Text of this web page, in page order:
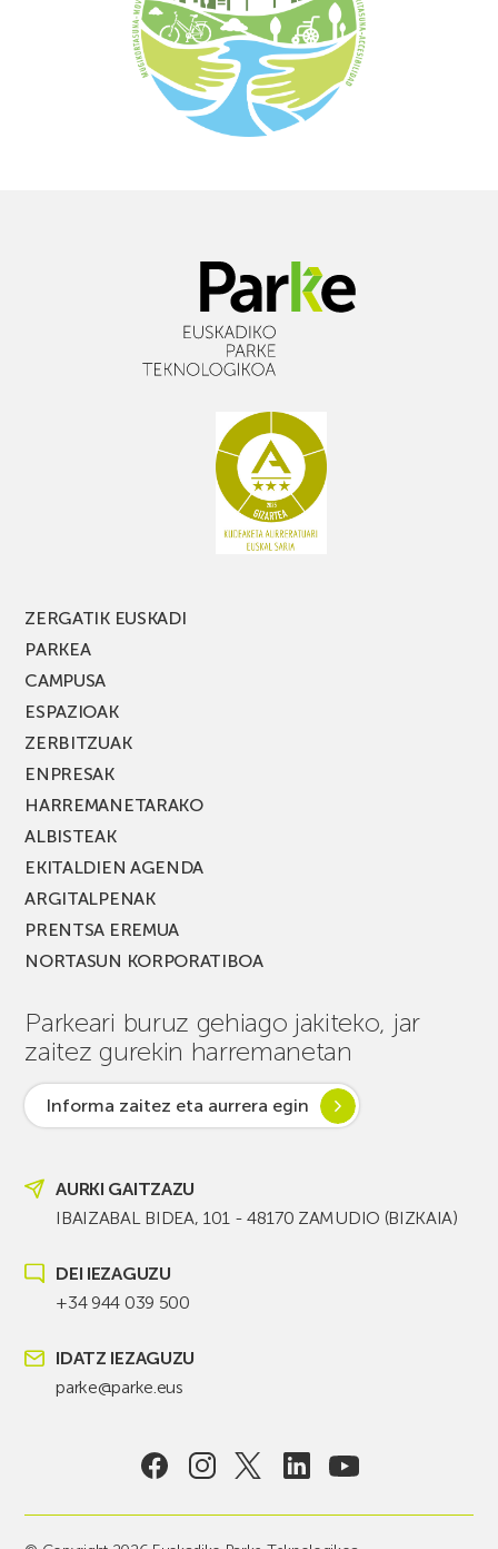
ZERGATIK EUSKADI
PARKEA
CAMPUSA
ESPAZIOAK
ZERBITZUAK
ENPRESAK
HARREMANETARAKO
ALBISTEAK
EKITALDIEN AGENDA
ARGITALPENAK
PRENTSA EREMUA
NORTASUN KORPORATIBOA
Parkeari buruz gehiago jakiteko, jar
zaitez gurekin harremanetan
Informa zaitez eta aurrera egin
AURKI GAITZAZU
IBAIZABAL BIDEA, 101 - 48170 ZAMUDIO (BIZKAIA)
DEI IEZAGUZU
+34 944 039 500
IDATZ IEZAGUZU
parke@parke.eus